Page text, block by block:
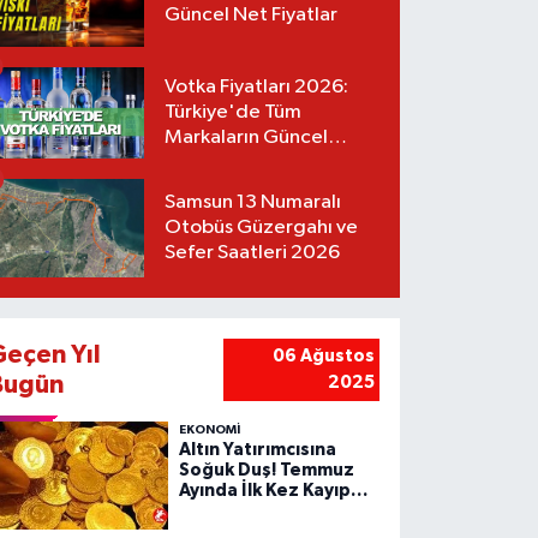
Güncel Net Fiyatlar
Votka Fiyatları 2026:
Türkiye'de Tüm
Markaların Güncel
Samsun 13 Numaralı
Otobüs Güzergahı ve
Sefer Saatleri 2026
Yıl
06 Ağustos
2025
EKONOMİ
Altın Yatırımcısına
Soğuk Duş! Temmuz
Ayında İlk Kez Kayıp